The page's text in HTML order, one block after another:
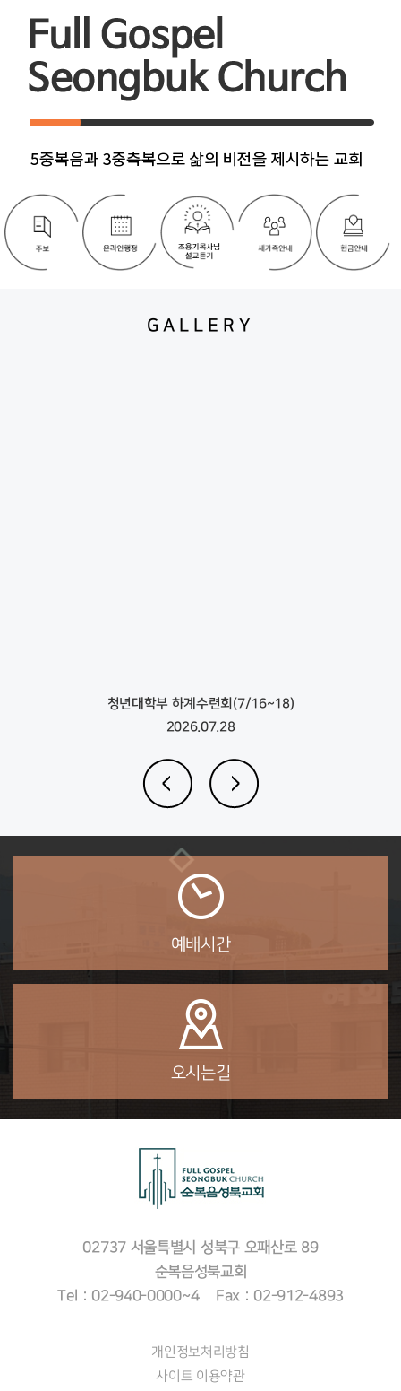
GALLERY
청년대학부 하계수련회(7/16~18)
2026.07.28
예배시간
오시는길
02737 서울특별시 성북구 오패산로 89
순복음성북교회
Tel : 02-940-0000~4 Fax : 02-912-4893
개인정보처리방침
사이트 이용약관